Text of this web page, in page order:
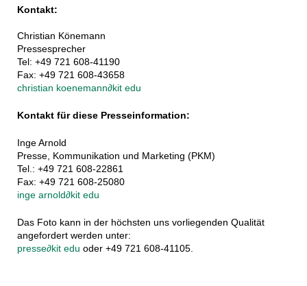
Kontakt:
Christian Könemann
Pressesprecher
Tel: +49 721 608-41190
Fax: +49 721 608-43658
christian koenemann∂kit edu
Kontakt für diese Presseinformation:
Inge Arnold
Presse, Kommunikation und Marketing (PKM)
Tel.: +49 721 608-22861
Fax: +49 721 608-25080
inge arnold∂kit edu
Das Foto kann in der höchsten uns vorliegenden Qualität
angefordert werden unter:
presse∂kit edu oder +49 721 608-41105.